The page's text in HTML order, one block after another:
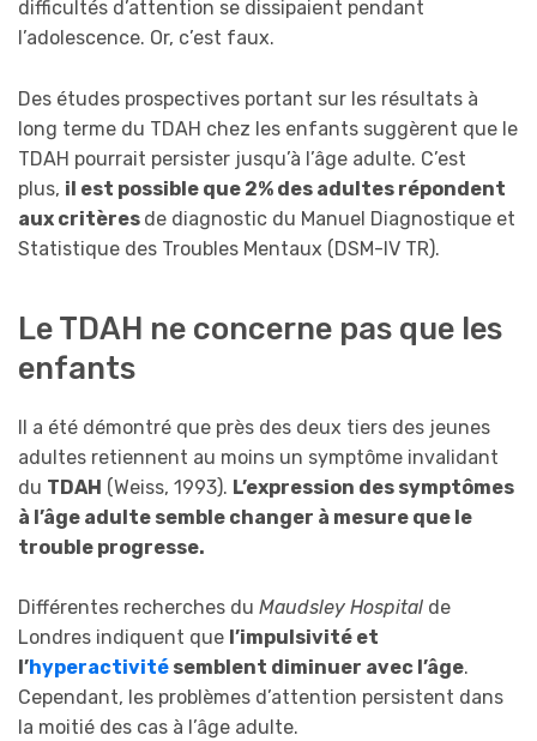
difficultés d’attention se dissipaient pendant
l’adolescence. Or, c’est faux.
Des études prospectives portant sur les résultats à
long terme du TDAH chez les enfants suggèrent que le
TDAH pourrait persister jusqu’à l’âge adulte. C’est
plus, il est possible que 2% des adultes répondent
aux critères de diagnostic du Manuel Diagnostique et
Statistique des Troubles Mentaux (DSM-IV TR).
Le TDAH ne concerne pas que les
enfants
Il a été démontré que près des deux tiers des jeunes
adultes retiennent au moins un symptôme invalidant
du TDAH (Weiss, 1993). L’expression des symptômes
à l’âge adulte semble changer à mesure que le
trouble progresse.
Différentes recherches du Maudsley Hospital de
Londres indiquent que l’impulsivité et
l’hyperactivité semblent diminuer avec l’âge.
Cependant, les problèmes d’attention persistent dans
la moitié des cas à l’âge adulte.